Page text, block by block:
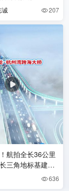
诚 207
航拍全长36公里
三角地标基建，
大道，海天一洲
。#杭州
636